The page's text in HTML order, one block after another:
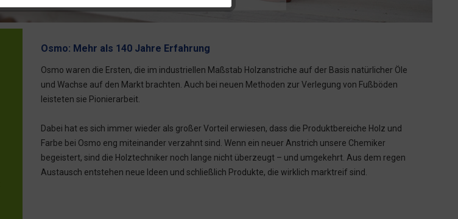
Osmo: Mehr als 140 Jahre Erfahrung
Osmo waren die Ersten, die im industriellen Maßstab Holzanstriche auf der Basis natürlicher Öle
und Wachse auf den Markt brachten. Auch bei neuen Methoden zur Verlegung von Fußböden
leisteten sie Pionierarbeit.
Dabei hat es sich immer wieder als großer Vorteil erwiesen, dass die Produktbereiche Holz und
Farbe bei Osmo eng miteinander verzahnt sind. Wenn ein neuer Anstrich unsere Chemiker
begeistert, sind die Holztechniker noch lange nicht überzeugt – und umgekehrt. Aus dem regen
Austausch entstehen neue Ideen und schließlich Produkte, die wirklich marktreif sind.